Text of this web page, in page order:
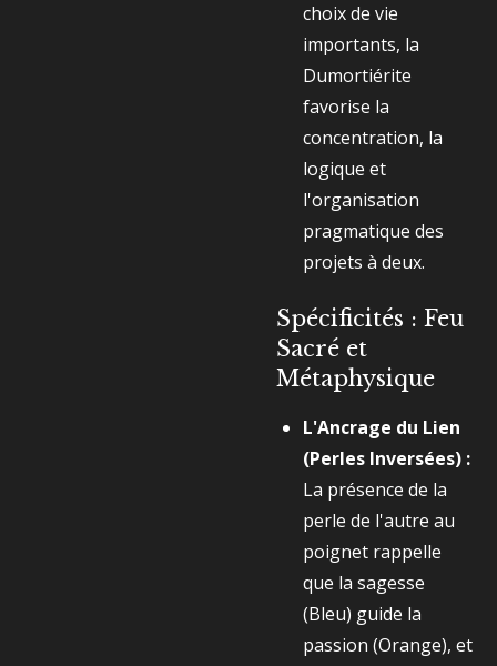
choix de vie
importants, la
Dumortiérite
favorise la
concentration, la
logique et
l'organisation
pragmatique des
projets à deux.
Spécificités : Feu
Sacré et
Métaphysique
L'Ancrage du Lien
(Perles Inversées) :
La présence de la
perle de l'autre au
poignet rappelle
que la sagesse
(Bleu) guide la
passion (Orange), et